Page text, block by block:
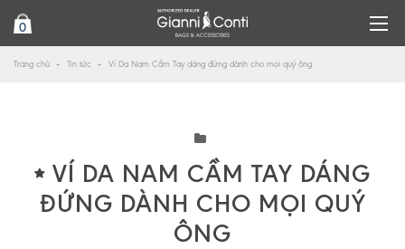
0
Trang chủ Tin tức Ví Da Nam Cầm Tay dáng đứng dành cho mọi quý ông
VÍ DA NAM CẦM TAY DÁNG
ĐỨNG DÀNH CHO MỌI QUÝ
ÔNG